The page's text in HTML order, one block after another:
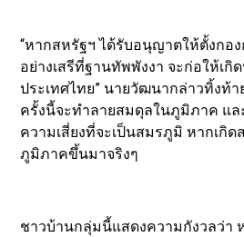
​“หากสหรัฐฯ ได้รับอนุญาตให้ตั้งกอ
อย่างเสรีที่ฐานทัพพังงา จะก่อให้เกิ
ประเทศไทย” นายวัฒนากล่าวทิ้งท้
ครั้งนี้จะทำลายสมดุลในภูมิภาค แล
ความเสี่ยงที่จะเป็นสมรภูมิ หากเกิด
ภูมิภาคขึ้นมาจริงๆ
ชาวบ้านกลุ่มนี้แสดงความกังวลว่า